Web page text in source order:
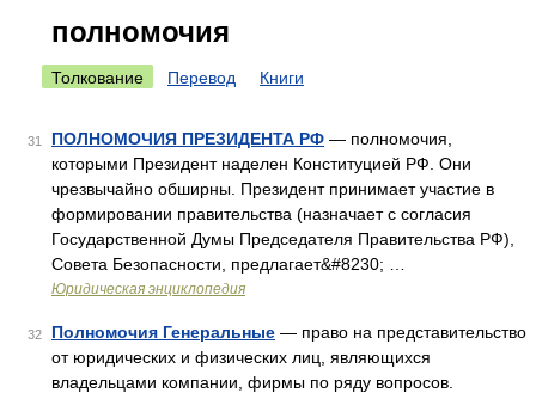
полномочия
Толкование Перевод Книги
31 ПОЛНОМОЧИЯ ПРЕЗИДЕНТА РФ — полномочия,
которыми Президент наделен Конституцией РФ. Они
чрезвычайно обширны. Президент принимает участие в
формировании правительства (назначает с согласия
Государственной Думы Председателя Правительства РФ),
Совета Безопасности, предлагает&#8230; …
Юридическая энциклопедия
32 Полномочия Генеральные — право на представительство
от юридических и физических лиц, являющихся
владельцами компании, фирмы по ряду вопросов.